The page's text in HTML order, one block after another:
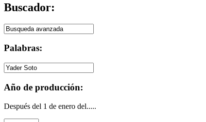
Buscador:
Palabras:
Año de producción:
Después del 1 de enero del.....